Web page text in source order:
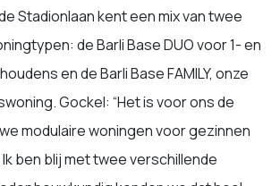
Stadionlaan kent een mix van twee
de Barli Base DUO voor 1- en
en de Barli Base FAMILY, onze
Gockel: “Het is voor ons de
modulaire woningen voor gezinnen
ben blij met twee verschillende